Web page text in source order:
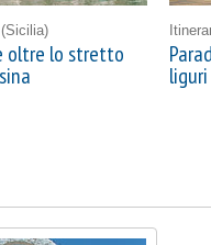
(Sicilia)
oltre lo stretto
liguri